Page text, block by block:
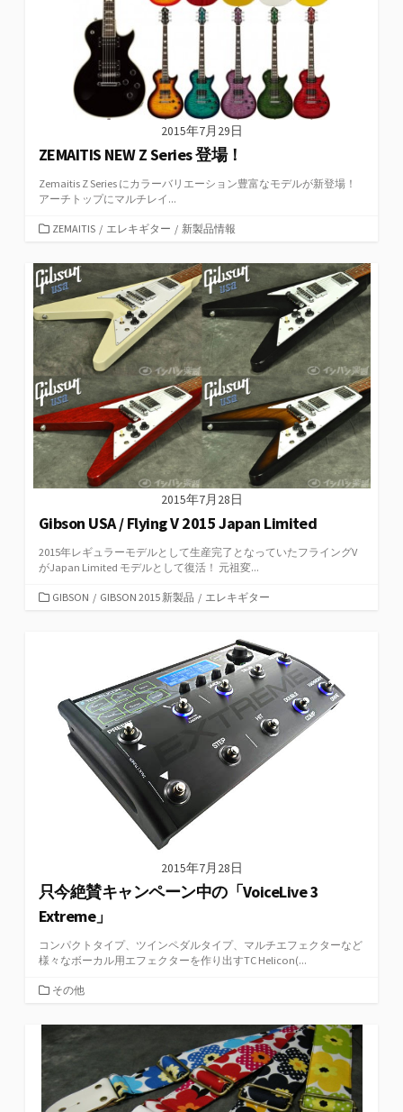
2015年7月29日
ZEMAITIS NEW Z Series 登場！
Zemaitis Z Series にカラーバリエーション豊富なモデルが新登場！
アーチトップにマルチレイ...
カ
ゴ
リ
ー
ZEMAITIS / エレキギター / 新製品情報
2015年7月28日
Gibson USA / Flying V 2015 Japan Limited
2015年レギュラーモデルとして生産完了となっていたフライングV
がJapan Limited モデルとして復活！ 元祖変...
カGIBSON / GIBSON 2015 新製品 / エレキギター
2015年7月28日
只今絶賛キャンペーン中の「VoiceLive 3
Extreme」
コンパクトタイプ、ツインペダルタイプ、マルチエフェクターなど
様々なボーカル用エフェクターを作り出すTC Helicon(...
カ
ゴ
ー
その他